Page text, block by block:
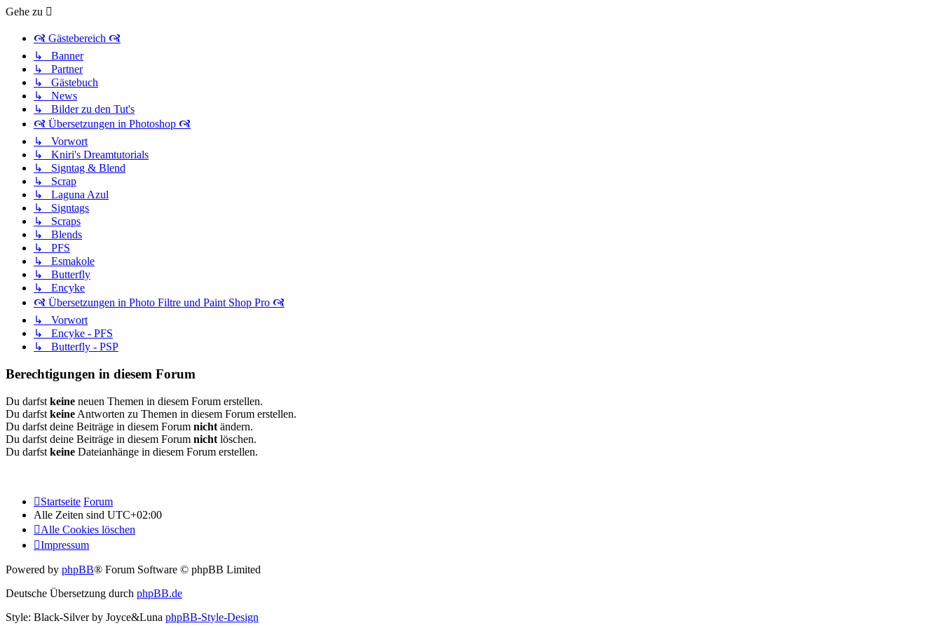
Gehe zu
🙧 Gästebereich 🙧
↳ Banner
↳ Partner
↳ Gästebuch
↳ News
↳ Bilder zu den Tut's
🙧 Übersetzungen in Photoshop 🙧
↳ Vorwort
↳ Kniri's Dreamtutorials
↳ Signtag & Blend
↳ Scrap
↳ Laguna Azul
↳ Signtags
↳ Scraps
↳ Blends
↳ PFS
↳ Esmakole
↳ Butterfly
↳ Encyke
🙧 Übersetzungen in Photo Filtre und Paint Shop Pro 🙧
↳ Vorwort
↳ Encyke - PFS
↳ Butterfly - PSP
Berechtigungen in diesem Forum
Du darfst keine neuen Themen in diesem Forum erstellen.
Du darfst keine Antworten zu Themen in diesem Forum erstellen.
Du darfst deine Beiträge in diesem Forum nicht ändern.
Du darfst deine Beiträge in diesem Forum nicht löschen.
Du darfst keine Dateianhänge in diesem Forum erstellen.
Startseite Forum
Alle Zeiten sind UTC+02:00
Alle Cookies löschen
Impressum
Powered by phpBB® Forum Software © phpBB Limited
Deutsche Übersetzung durch phpBB.de
Style: Black-Silver by Joyce&Luna phpBB-Style-Design